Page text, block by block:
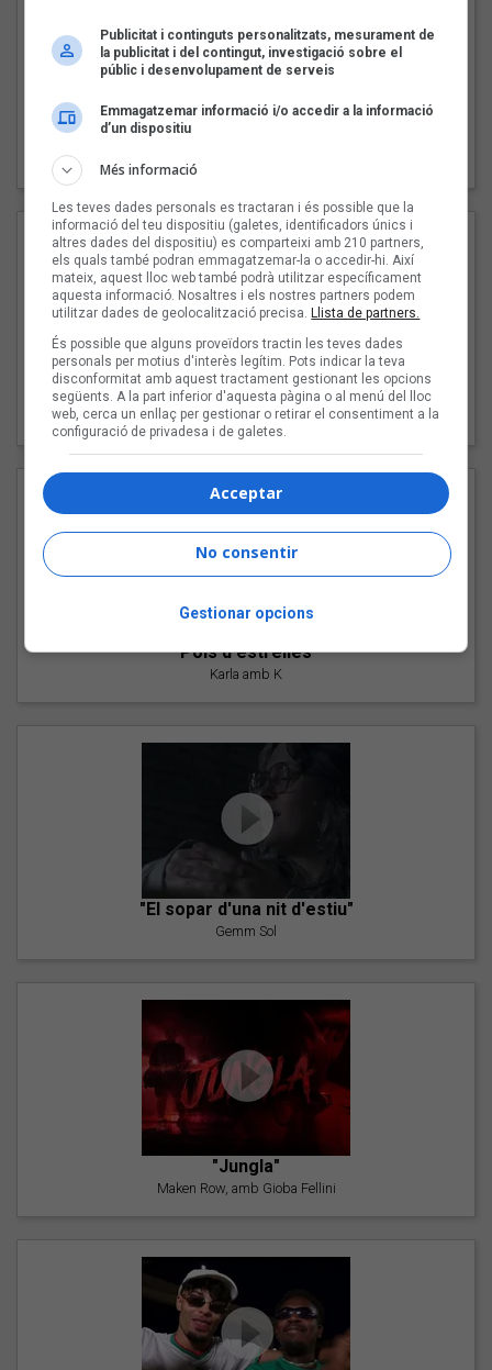
"Les cabres"
94 Rules amb Compte
"Pols d'estrelles"
Karla amb K
"El sopar d'una nit d'estiu"
Gemm Sol
"Jungla"
Maken Row, amb Gioba Fellini
Publicitat i continguts personalitzats, mesurament de
la publicitat i del contingut, investigació sobre el
públic i desenvolupament de serveis
Emmagatzemar informació i/o accedir a la informació
d’un dispositiu
Més informació
Les teves dades personals es tractaran i és possible que la
informació del teu dispositiu (galetes, identificadors únics i
altres dades del dispositiu) es comparteixi amb 210 partners,
els quals també podran emmagatzemar-la o accedir-hi. Així
mateix, aquest lloc web també podrà utilitzar específicament
aquesta informació. Nosaltres i els nostres partners podem
utilitzar dades de geolocalització precisa. Llista de partners.
És possible que alguns proveïdors tractin les teves dades
personals per motius d'interès legítim. Pots indicar la teva
disconformitat amb aquest tractament gestionant les opcions
següents. A la part inferior d'aquesta pàgina o al menú del lloc
web, cerca un enllaç per gestionar o retirar el consentiment a la
configuració de privadesa i de galetes.
Acceptar
No consentir
Gestionar opcions